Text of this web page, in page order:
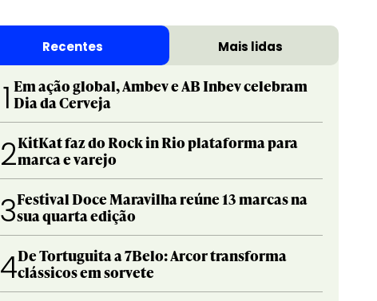
Recentes Mais lidas
1 Em ação global, Ambev e AB Inbev celebram
Dia da Cerveja
2KitKat faz do Rock in Rio plataforma para
marca e varejo
3Festival Doce Maravilha reúne 13 marcas na
sua quarta edição
4De Tortuguita a 7Belo: Arcor transforma
clássicos em sorvete